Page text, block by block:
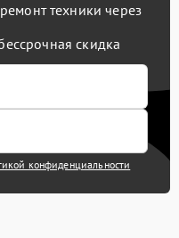
техники через
скидка
конфиденциальности